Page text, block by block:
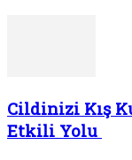
Cildinizi Kış
Etkili Yolu